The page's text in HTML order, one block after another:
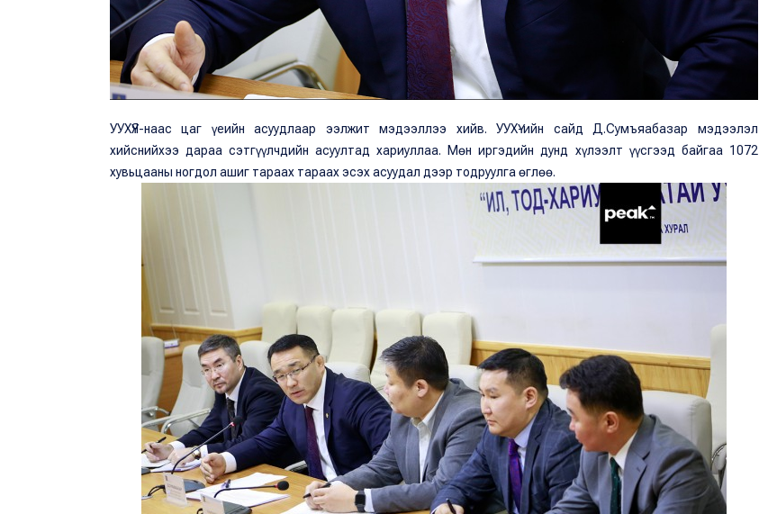
УУХҮЯ-наас цаг үеийн асуудлаар ээлжит мэдээллээ хийв. УУХҮ-ийн сайд Д.Сумъяабазар мэдээлэл
хийснийхээ дараа сэтгүүлчдийн асуултад хариуллаа. Мөн иргэдийн дунд хүлээлт үүсгээд байгаа 1072
хувьцааны ногдол ашиг тараах тараах эсэх асуудал дээр тодруулга өглөө.